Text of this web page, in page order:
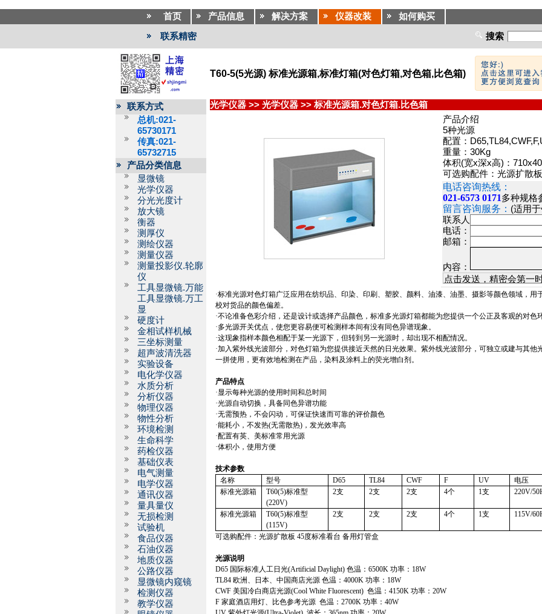
首页 产品信息 解决方案 仪器改装 如何购买
联系精密 搜索
T60-5(5光源) 标准光源箱,标准灯箱(对色灯箱,对色箱,比色箱)
联系方式
总机:021-
65730171
传真:021-
65732715
产品分类信息
显微镜
光学仪器
分光光度计
放大镜
衡器
测厚仪
测绘仪器
测量仪器
测量投影仪.轮廓
仪
工具显微镜.万能
工具显微镜.万工
显
硬度计
金相试样机械
三坐标测量
超声波清洗器
实验设备
电化学仪器
水质分析
分析仪器
物理仪器
物性分析
环境检测
生命科学
药检仪器
基础仪表
电气测量
电学仪器
通讯仪器
量具量仪
无损检测
试验机
食品仪器
石油仪器
地质仪器
公路仪器
显微镜内窥镜
检测仪器
教学仪器
光学仪器 >> 光学仪器 >> 标准光源箱.对色灯箱.比色箱
产品介绍
5种光源
配置：
重量：30Kg
体积(宽x深x高)：
可选购配件：光源扩散
电话咨询热线：
021-6573 0171多种规格
留言咨询服务： (适用
联系人
电话：
邮箱：
内容：
·标准光源对色灯箱广泛应用在纺织品、印染、印刷、塑胶、颜料、油漆、油墨、摄影等颜色领域，用
校对货品的颜色偏差。
·不论准备色彩介绍，还是设计或选择产品颜色，标准多光源灯箱都能为您提供一个公正及客观的对色
·多光源开关优点，使您更容易便可检测样本间有没有同色异谱现象。
·这现象指样本颜色相配于某一光源下，但转到另一光源时，却出现不相配情况。
·加入紫外线光波部分，对色灯箱为您提供接近天然的日光效果。紫外线光波部分，可独立或建与其他
一拼使用，更有效地检测在产品，染料及涂料上的荧光增白剂。
产品特点
·显示每种光源的使用时间和总时间
·光源自动切换，具备同色异谱功能
·无需预热，不会闪动，可保证快速而可靠的评价颜色
·能耗小，不发热(无需散热) ，发光效率高
·配置有英、美标准常用光源
·体积小，使用方便
技术参数
名称
型号 D65 TL84 CWF F UV
电压
标准光源箱
T60(5)标准型
(220V)
2支 2支 2支 4个 1支 220V/
标准光源箱 T60(5)标准型
(115V)
2支 2支 2支 4个 1支 115V/
可选购配件：光源扩散板 45度标准看台 备用灯管盒
光源说明
D65 国际标准人工日光(Artificial Daylight)色温：6500K功率： 18W
TL84 欧洲、日本、中国商店光源 色温：4000K功率： 18W
CWF美国冷白商店光源(Cool White Fluorescent) 色温：4150K功率：20W
F家庭酒店用灯、比色参考光源 色温：2700K功率：40W